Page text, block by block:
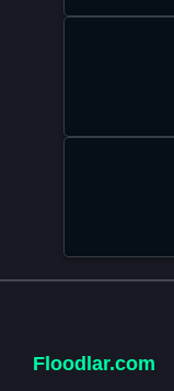
Floodlar.com